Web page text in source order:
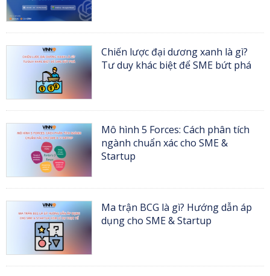
Chiến lược đại dương xanh là gì?
Tư duy khác biệt để SME bứt phá
Mô hình 5 Forces: Cách phân tích
ngành chuẩn xác cho SME &
Startup
Ma trận BCG là gì? Hướng dẫn áp
dụng cho SME & Startup